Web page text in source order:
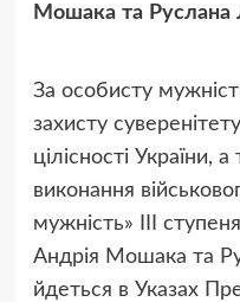
Мошака та Руслана
За особисту
захисту
цілісності України,
виконання
мужність» ІІІ
Андрія Мошака та
йдеться в Указах